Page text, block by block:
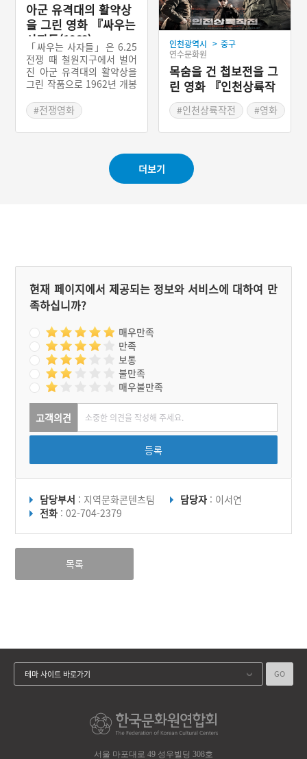
아군 유격대의 활약상
을 그린 영화 『싸우는
사자들(1962)』
「싸우는 사자들」은 6.25
전쟁 때 철원지구에서 벌어
진 아군 유격대의 활약상을
그린 작품으로 1962년 개봉
상영시간은 117분이고, 김
석훈, 최지희, 황해, 엄앵란,
이빈화, 장동휘가 출연했다.
#전쟁영화
인천광역시 > 중구
연수문화원
목숨을 건 첩보전을 그
린 영화 『인천상륙작
전(2016)』
#인천상륙작전 #영화
더보기
현재 페이지에서 제공되는 정보와 서비스에 대하여 만
족하십니까?
매우만족
만족
보통
불만족
매우불만족
고객의견
등록
담당부서 : 지역문화콘텐츠팀 담당자 : 이서연
전화 : 02-704-2379
목록
서울 마포대로 49 성우빌딩 308호
테마 사이트 바로가기 GO